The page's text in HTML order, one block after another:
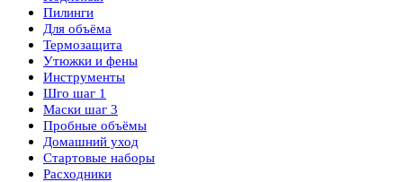
Пилинги
Для объёма
Термозащита
Утюжки и фены
Инструменты
Шго шаг 1
Маски шаг 3
Пробные объёмы
Домашний уход
Стартовые наборы
Расходники